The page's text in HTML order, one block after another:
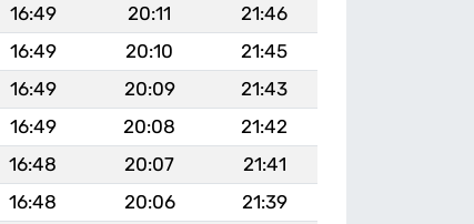
16:49 20:11
21:46
16:49 20:10
21:45
16:49 20:09
21:43
16:49 20:08
21:42
16:48 20:07
21:41
16:48 20:06
21:39